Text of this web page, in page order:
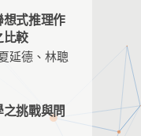
想式推理作
比較
延德、林聰
挑戰與問